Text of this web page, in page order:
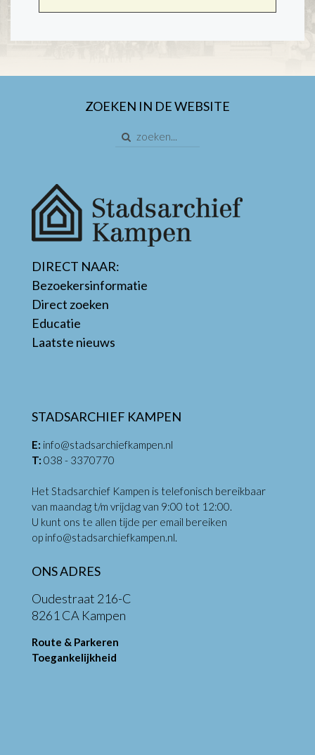
ZOEKEN IN DE WEBSITE
DIRECT NAAR:
Bezoekersinformatie
Direct zoeken
Educatie
Laatste nieuws
STADSARCHIEF KAMPEN
E: info@stadsarchiefkampen.nl
T: 038 - 3370770
Het Stadsarchief Kampen is telefonisch bereikbaar
van maandag t/m vrijdag van 9:00 tot 12:00.
U kunt ons te allen tijde per email bereiken
op info@stadsarchiefkampen.nl.
ONS ADRES
Oudestraat 216-C
8261 CA Kampen
Route & Parkeren
Toegankelijkheid